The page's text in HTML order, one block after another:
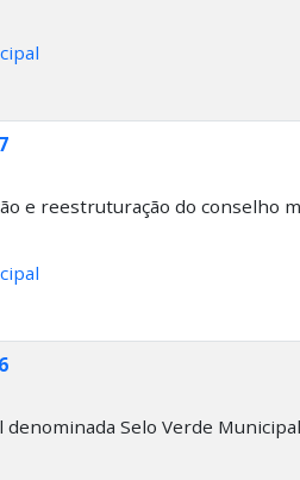
e reestruturação do conselho
denominada Selo Verde